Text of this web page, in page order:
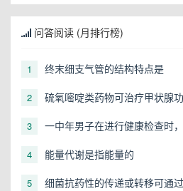
问答阅读 (月排行榜)
1 终末细支气管的结构特点是
2 硫氧嘧啶类药物可治疗甲状腺
3
一中年男子在进行健康检查时
4 能量代谢是指能量的
5 细菌抗药性的传递或转移可通过